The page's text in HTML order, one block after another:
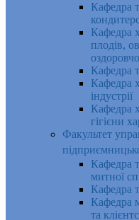
Кафедра
Кафедра
плодів,
Кафедра
Кафедра
індустрії
Кафедра
гігієни
Факультет
Кафедра
митної
Кафедра
Кафедра
та